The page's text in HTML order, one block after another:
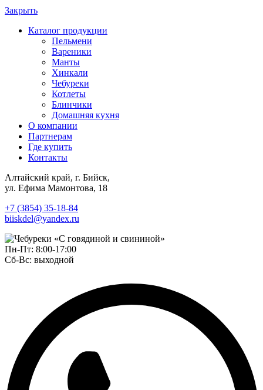
Закрыть
Каталог продукции
Пельмени
Вареники
Манты
Хинкали
Чебуреки
Котлеты
Блинчики
Домашняя кухня
О компании
Партнерам
Где купить
Контакты
Алтайский край, г. Бийск,
ул. Ефима Мамонтова, 18
+7 (3854) 35-18-84
biiskdel@yandex.ru
Пн-Пт: 8:00-17:00
Сб-Вс: выходной